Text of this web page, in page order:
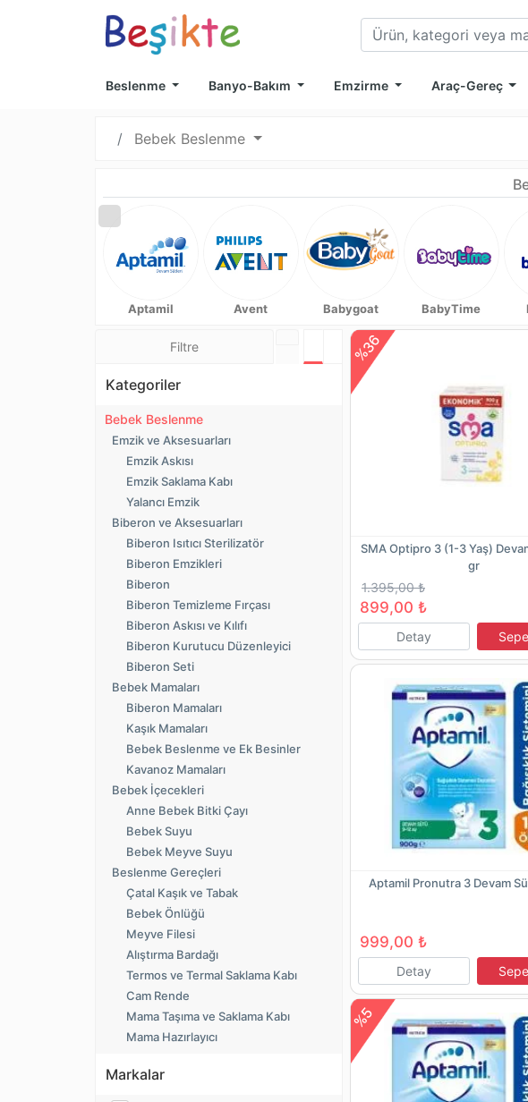
Beslenme Banyo-Bakım Emzirme Araç-Gereç
Bebek Beslenme
Aptamil Avent Babygoat BabyTime
Filtre Liste Görünümü
Tablo Görünümü
Kategoriler
Bebek Beslenme
Emzik ve Aksesuarları
Emzik Askısı
Emzik Saklama Kabı
Yalancı Emzik
Biberon ve Aksesuarları
Biberon Isıtıcı Sterilizatör
Biberon Emzikleri
Biberon
Biberon Temizleme Fırçası
Biberon Askısı ve Kılıfı
Biberon Kurutucu Düzenleyici
Biberon Seti
Bebek Mamaları
Biberon Mamaları
Kaşık Mamaları
Bebek Beslenme ve Ek Besinler
Kavanoz Mamaları
Bebek İçecekleri
Anne Bebek Bitki Çayı
Bebek Suyu
Bebek Meyve Suyu
Beslenme Gereçleri
Çatal Kaşık ve Tabak
Bebek Önlüğü
Meyve Filesi
Alıştırma Bardağı
Termos ve Termal Saklama Kabı
Cam Rende
Mama Taşıma ve Saklama Kabı
Mama Hazırlayıcı
Markalar
%36
SMA Optipro 3 (1-3 Yaş)
gr
1.395,00 ₺
899,00 ₺
Detay
Aptamil Pronutra 3 Devam
999,00 ₺
Detay
%5